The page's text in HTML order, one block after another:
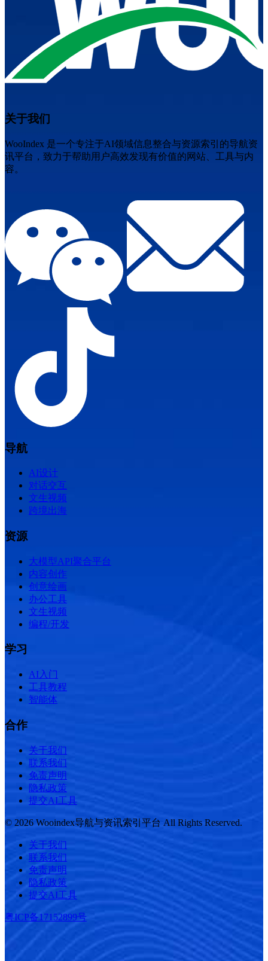
关于我们
WooIndex 是一个专注于AI领域信息整合与资源索引的导航资
讯平台，致力于帮助用户高效发现有价值的网站、工具与内
容。
导航
AI设计
对话交互
文生视频
跨境出海
资源
大模型API聚合平台
内容创作
创意绘画
办公工具
文生视频
编程/开发
学习
AI入门
工具教程
智能体
合作
关于我们
联系我们
免责声明
隐私政策
提交AI工具
© 2026 Wooindex导航与资讯索引平台 All Rights Reserved.
关于我们
联系我们
免责声明
隐私政策
提交AI工具
粤ICP备17152899号